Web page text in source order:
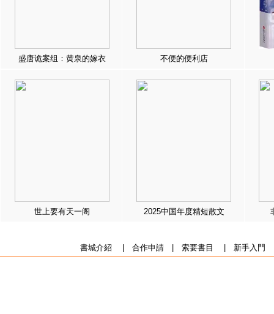
盛唐诡案组：黄泉的嫁衣 不便的便利店
世上要有天一阁 2025中国年度精短散文
書城介紹 合作申請| 索要書目 新手入門